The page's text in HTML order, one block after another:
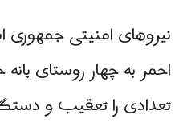
نیروهای امنیتی جمهوری
احمر به چهار روستای
تعدادی را تعقیب و